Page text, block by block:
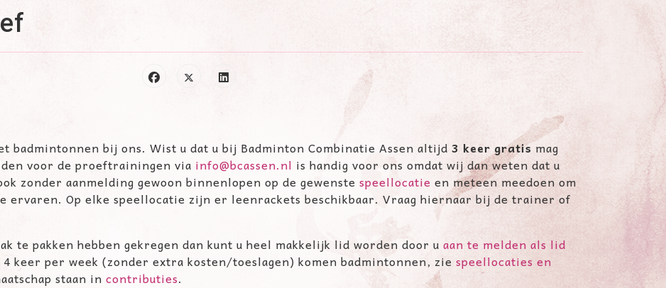
badmintonnen bij ons. Wist u dat u bij Badminton Combinatie Assen altijd 3 keer gratismag
voor de proeftrainingen via info@bcassen.nl is handig voor ons omdat wij dan weten dat u
zonder aanmelding gewoon binnenlopen op de gewenste speellocatie en meteen meedoen om
ervaren. Op elke speellocatie zijn er leenrackets beschikbaar. Vraag hiernaar bij de trainer of
te pakken hebben gekregen dan kunt u heel makkelijk lid worden door u aan te melden als lid
keer per week (zonder extra kosten/toeslagen) komen badmintonnen, zie speellocaties en
staan in contributies.